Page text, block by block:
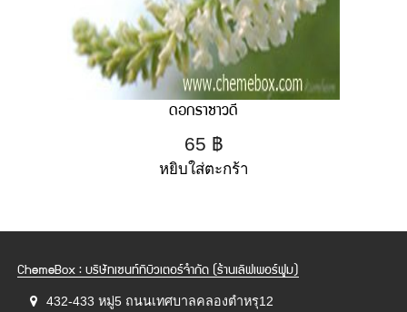
ดอกราชาวดี
65 ฿
หยิบใส่ตะกร้า
ChemeBox : บริษัทเซนท์ทิบิวเตอร์จำกัด (ร้านเลิฟเพอร์ฟูม)
432-433 หมู่5 ถนนเทศบาลคลองตำหรุ12